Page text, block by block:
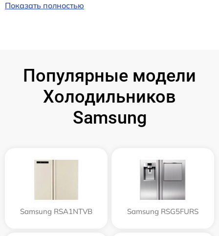
Показать полностью
Популярные модели
Холодильников
Samsung
Samsung RSA1NTVB Samsung RSG5FURS